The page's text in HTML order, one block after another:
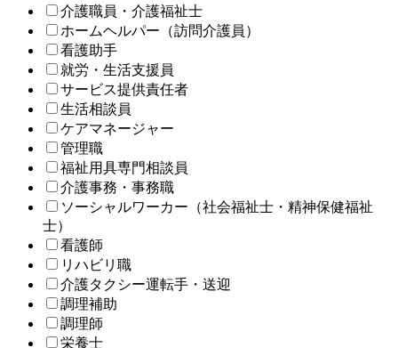
介護職員・介護福祉士
ホームヘルパー（訪問介護員）
看護助手
就労・生活支援員
サービス提供責任者
生活相談員
ケアマネージャー
管理職
福祉用具専門相談員
介護事務・事務職
ソーシャルワーカー（社会福祉士・精神保健福祉
士）
看護師
リハビリ職
介護タクシー運転手・送迎
調理補助
調理師
栄養士